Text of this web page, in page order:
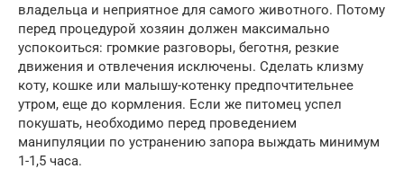
владельца и неприятное для самого животного. Потому
перед процедурой хозяин должен максимально
успокоиться: громкие разговоры, беготня, резкие
движения и отвлечения исключены. Сделать клизму
коту, кошке или малышу-котенку предпочтительнее
утром, еще до кормления. Если же питомец успел
покушать, необходимо перед проведением
манипуляции по устранению запора выждать минимум
1-1,5 часа.